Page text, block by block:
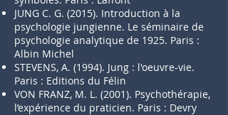
JUNG C. G. (2015). Introduction à la
psychologie jungienne. Le séminaire de
psychologie analytique de 1925. Paris :
Albin Michel
STEVENS, A. (1994). Jung : l'oeuvre-vie.
Paris : Editions du Félin
VON FRANZ, M. L. (2001). Psychothérapie,
l’expérience du praticien. Paris : Devry